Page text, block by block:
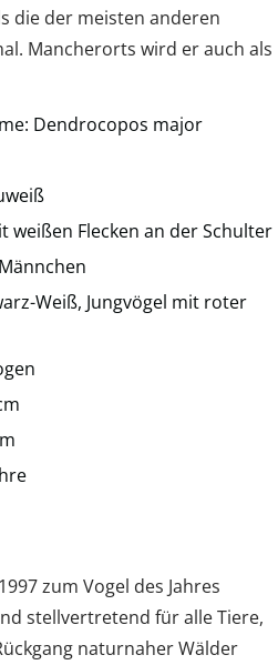
die der meisten anderen
Mancherorts wird er auch als
Dendrocopos major
weißen Flecken an der Schulter
Weiß, Jungvögel mit roter
zum Vogel des Jahres
stellvertretend für alle Tiere,
naturnaher Wälder